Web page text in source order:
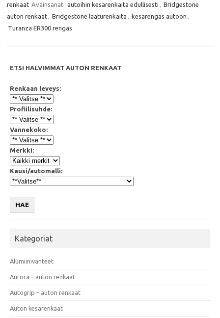
o
o
e
r
A
p
p
renkaat Avainsanat: autoihin kesärenkaita edullisesti
Bridgestone
auton renkaat
Bridgestone laaturenkaita kesärengas autoon
Turanza ER300 rengas
ETSI HALVIMMAT AUTON RENKAAT
Renkaan leveys:
Profiilisuhde:
Vannekoko:
Merkki:
Kausi/automalli:
HAE
Kategoriat
Alumiinivanteet
Aurora – auton renkaat
Autogrip – auton renkaat
Auton kesärenkaat